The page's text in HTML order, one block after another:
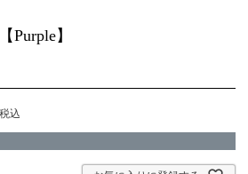
Purple】
税込